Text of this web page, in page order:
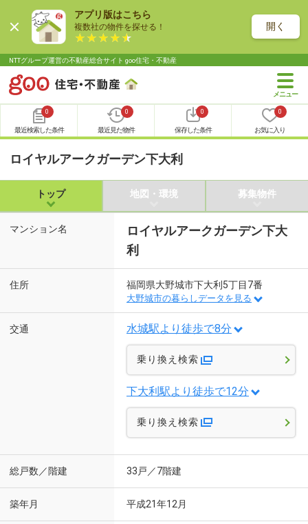
アプリ版はこちら
複数社の物件を探せる！ 開く
NTTグループ運営の不動産総合サイト goo住宅・不動産
0
最近検索した条件
0
最近見た物件
0
保存した条件
0
お気に入り
ロイヤルアークガーデン下大利
トップ 地図・環境 募集物件
マンション名
ロイヤルアークガーデン下大
利
住所 福岡県大野城市下大利5丁目7番
大野城市の暮らしデータを見る
交通 水城駅より徒歩で8分
乗り換え検索
下大利駅より徒歩で12分
乗り換え検索
総戸数／階建 33戸／7階建
築年月 平成21年12月